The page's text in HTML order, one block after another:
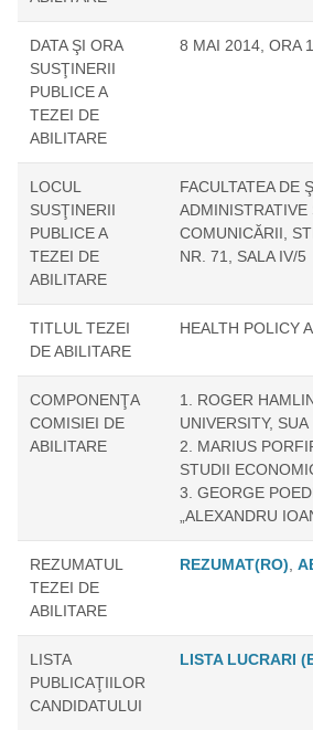
DATA ŞI ORA
SUSŢINERII
PUBLICE A
TEZEI DE
ABILITARE
8 MAI 2014, ORA
LOCUL
SUSŢINERII
PUBLICE A
TEZEI DE
ABILITARE
FACULTATEA DE
ADMINISTRATIVE
COMUNICĂRII,
NR. 71, SALA IV/5
TITLUL TEZEI
DE ABILITARE
HEALTH POLICY
COMPONENŢA
COMISIEI DE
ABILITARE
1. ROGER
UNIVERSITY, SUA
2. MARIUS
STUDII
3. GEORGE
„ALEXANDRU
REZUMATUL
TEZEI DE
ABILITARE
REZUMAT(RO)
LISTA
PUBLICAŢIILOR
CANDIDATULUI
LISTA LUCRARI